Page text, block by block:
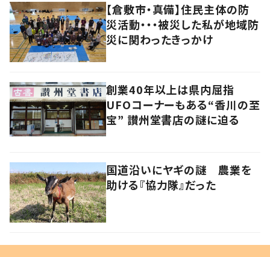
【倉敷市・真備】住民主体の防
災活動・・・被災した私が地域防
災に関わったきっかけ
創業40年以上は県内屈指
UFOコーナーもある“香川の至
宝” 讃州堂書店の謎に迫る
国道沿いにヤギの謎 農業を
助ける『協力隊』だった